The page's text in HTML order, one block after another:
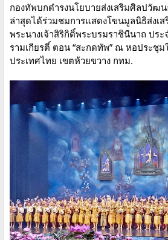
กองทัพบกดำรงนโยบายส่งเสริมศิลปวัฒ
ล่าสุดได้ร่วมชมการแสดงโขนมูลนิธิส่งเ
พระนางเจ้าสิริกิติ์พระบรมราชินีนาถ ปร
รามเกียรติ์ ตอน “สะกดทัพ” ณ หอประ
ประเทศไทย เขตห้วยขวาง กทม.